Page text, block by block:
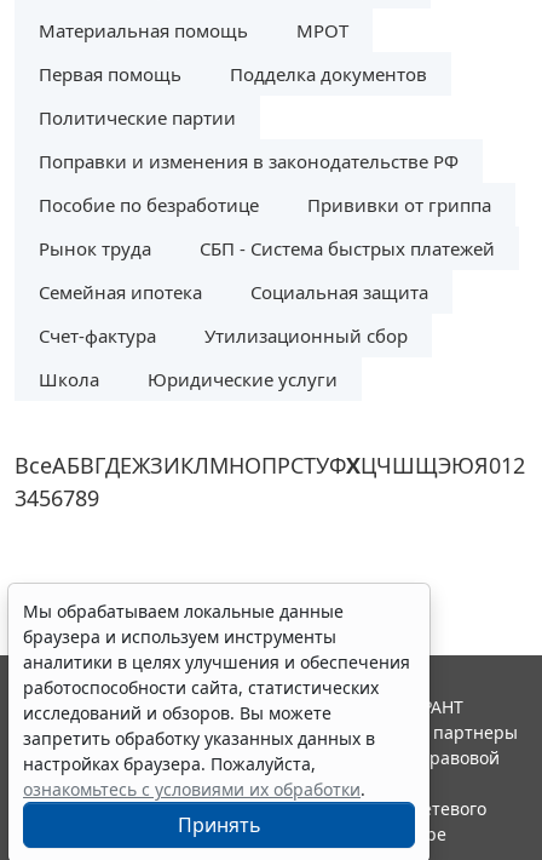
Материальная помощь
МРОТ
Первая помощь
Подделка документов
Политические партии
Поправки и изменения в законодательстве РФ
Пособие по безработице
Прививки от гриппа
Рынок труда
СБП - Система быстрых платежей
Семейная ипотека
Социальная защита
Счет-фактура
Утилизационный сбор
Школа
Юридические услуги
ВсеАБВГДЕЖЗИКЛМНОПРСТУФХЦЧШЩЭЮЯ012
3456789
Мы обрабатываем локальные данные
браузера и используем инструменты
аналитики в целях улучшения и обеспечения
работоспособности сайта, статистических
исследований и обзоров. Вы можете
запретить обработку указанных данных в
настройках браузера. Пожалуйста,
ознакомьтесь с условиями их обработки.
Принять
© ООО "НПП "ГАРАНТ-СЕРВИС", 2026. Система ГАРАНТ
выпускается с 1990 года. Компания "Гарант" и ее партнеры
являются участниками Российской ассоциации правовой
информации ГАРАНТ.
Портал ГАРАНТ.РУ зарегистрирован в качестве сетевого
издания Федеральной службой по надзору в сфере